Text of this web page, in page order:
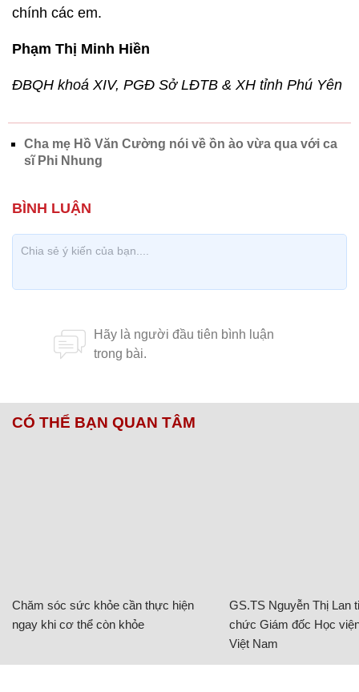
chính các em.
Phạm Thị Minh Hiền
ĐBQH khoá XIV, PGĐ Sở LĐTB & XH tỉnh Phú Yên
Cha mẹ Hồ Văn Cường nói về ồn ào vừa qua với ca
sĩ Phi Nhung
CÓ THỂ BẠN QUAN TÂM
Chăm sóc sức khỏe cần thực hiện
ngay khi cơ thể còn khỏe
GS.TS Nguyễn Thị Lan
chức Giám đốc Học
Việt Nam